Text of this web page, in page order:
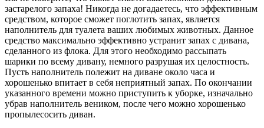
застарелого запаха! Никогда не догадаетесь, что эффективным
средством, которое сможет поглотить запах, является
наполнитель для туалета ваших любимых животных. Данное
средство максимально эффективно устранит запах с дивана,
сделанного из флока. Для этого необходимо рассыпать
шарики по всему дивану, немного разрушая их целостность.
Пусть наполнитель полежит на диване около часа и
хорошенько впитает в себя неприятный запах. По окончании
указанного времени можно приступить к уборке, изначально
убрав наполнитель веником, после чего можно хорошенько
пропылесосить диван.